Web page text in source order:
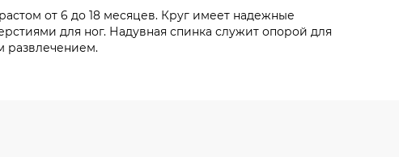
от 6 до 18 месяцев. Круг имеет надежные
для ног. Надувная спинка служит опорой для
развлечением.